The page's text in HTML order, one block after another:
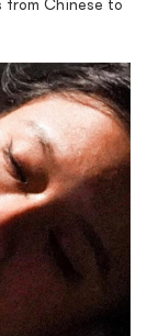
from Chinese to